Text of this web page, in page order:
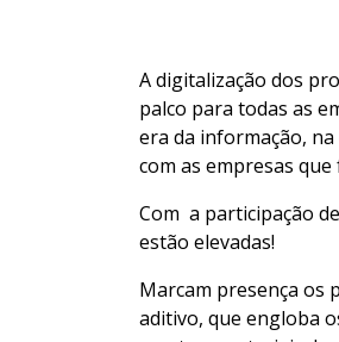
A digitalização dos
palco para todas as
era da informação,
com as empresas
Com a participação
estão elevadas!
Marcam presença os
aditivo, que engloba